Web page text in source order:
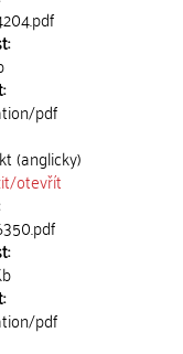
pdf
(anglicky)
otevřít
pdf